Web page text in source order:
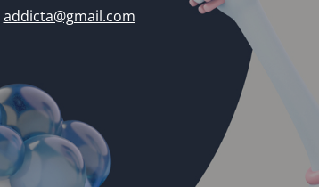
addicta@gmail.com